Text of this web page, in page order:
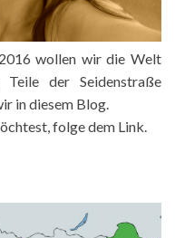
wollen wir die Welt
der Seidenstraße
in diesem Blog.
folge dem Link.